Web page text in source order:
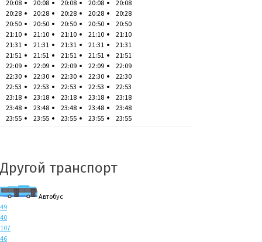
20:08
20:28
20:50
21:10
21:31
21:51
22:09
22:30
22:53
23:18
23:48
23:55
20:08
20:28
20:50
21:10
21:31
21:51
22:09
22:30
22:53
23:18
23:48
23:55
20:08
20:28
20:50
21:10
21:31
21:51
22:09
22:30
22:53
23:18
23:48
23:55
20:08
20:28
20:50
21:10
21:31
21:51
22:09
22:30
22:53
23:18
23:48
23:55
20:08
20:28
20:50
21:10
21:31
21:51
22:09
22:30
22:53
23:18
23:48
23:55
Другой транспорт
Автобус
49
40
107
46